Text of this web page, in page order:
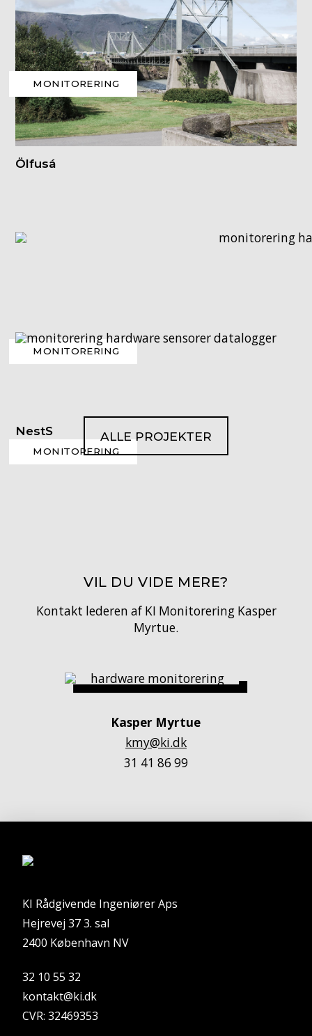
MONITORERING
Ölfusá
MONITORERING
NestS
MONITORERING
ALLE PROJEKTER
VIL DU VIDE MERE?
Kontakt lederen af KI Monitorering Kasper
Myrtue.
Kasper Myrtue
kmy@ki.dk
31 41 86 99
KI Rådgivende Ingeniører Aps
Hejrevej 37 3. sal
2400 København NV
32 10 55 32
kontakt@ki.dk
CVR: 32469353